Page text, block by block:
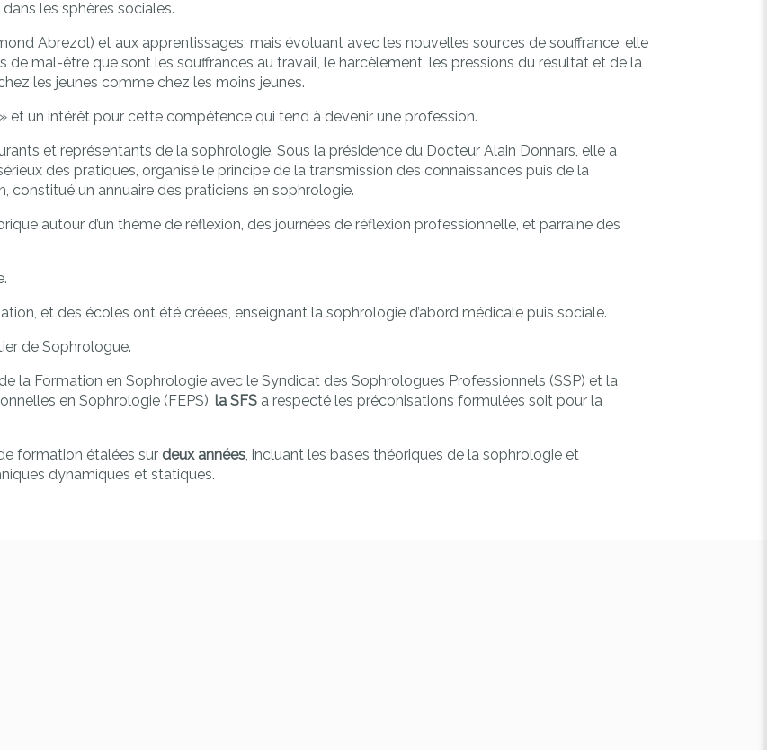
les sphères sociales.
Abrezol) et aux apprentissages; mais évoluant avec les nouvelles sources de souffrance, elle
mal-être que sont les souffrances au travail, le harcèlement, les pressions du résultat et de la
les jeunes comme chez les moins jeunes.
et un intérêt pour cette compétence qui tend à devenir une profession.
et représentants de la sophrologie. Sous la présidence du Docteur Alain Donnars, elle a
des pratiques, organisé le principe de la transmission des connaissances puis de la
constitué un annuaire des praticiens en sophrologie.
autour d’un thème de réflexion, des journées de réflexion professionnelle, et parraine des
et des écoles ont été créées, enseignant la sophrologie d’abord médicale puis sociale.
de Sophrologue.
la Formation en Sophrologie avec le Syndicat des Sophrologues Professionnels (SSP) et la
en Sophrologie (FEPS), la SFS a respecté les préconisations formulées soit pour la
formation étalées sur deux années, incluant les bases théoriques de la sophrologie et
dynamiques et statiques.